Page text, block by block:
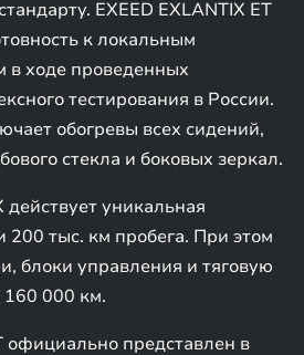
EXEED EXLANTIX ET
к локальным
ходе проведенных
тестирования в России.
обогревы всех сидений,
стекла и боковых зеркал.
действует уникальная
200 тыс. км пробега. При этом
блоки управления и тяговую
000 км.
официально представлен в